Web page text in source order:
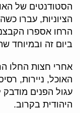
הסטודנטים של
הציוניות, עברו
הרחו אספרו
ביום זה ובמיוחד
אחרי חצות החלו
האוכל, ניירות,
עגול הפנים
היהודית בקרוב.